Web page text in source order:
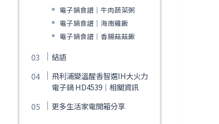
電子鍋食譜｜牛肉蔬菜粥
電子鍋食譜｜海南雞飯
電子鍋食譜｜香腸菇菇飯
結語
飛利浦變溫醒香智選IH大火力
電子鍋 HD4539｜相關資訊
更多生活家電開箱分享